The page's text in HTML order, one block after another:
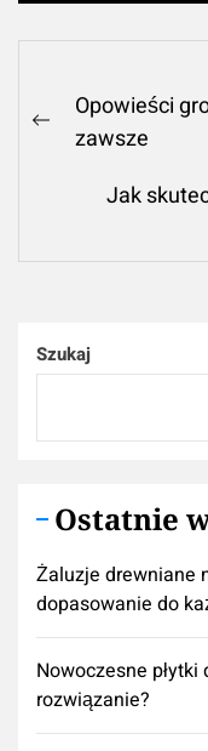
Nawigacja
wpisu
Previous
Opowieści
zawsze
Jak
Szukaj
Ostatnie
Żaluzje drewniane
dopasowanie do
Nowoczesne
rozwiązanie?